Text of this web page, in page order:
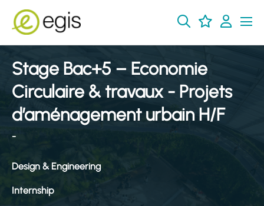
Stage Bac+5 – Economie
Circulaire & travaux - Projets
d’aménagement urbain H/F
-
Design & Engineering
Internship